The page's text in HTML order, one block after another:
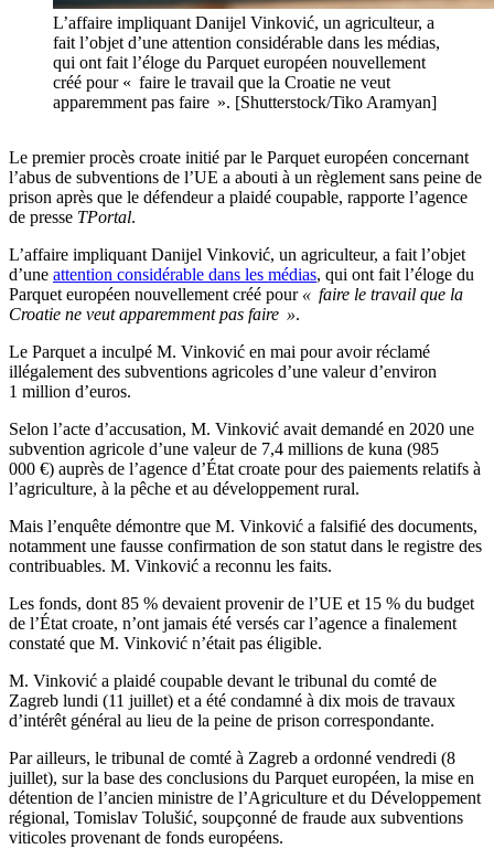
L’affaire impliquant Danijel Vinković, un agriculteur, a
fait l’objet d’une attention considérable dans les médias,
qui ont fait l’éloge du Parquet européen nouvellement
créé pour « faire le travail que la Croatie ne veut
apparemment pas faire ». [Shutterstock/Tiko Aramyan]
Le premier procès croate initié par le Parquet européen concernant
l’abus de subventions de l’UE a abouti à un règlement sans peine de
prison après que le défendeur a plaidé coupable, rapporte l’agence
de presse TPortal.
L’affaire impliquant Danijel Vinković, un agriculteur, a fait l’objet
d’une attention considérable dans les médias, qui ont fait l’éloge du
Parquet européen nouvellement créé pour « faire le travail que la
Croatie ne veut apparemment pas faire ».
Le Parquet a inculpé M. Vinković en mai pour avoir réclamé
illégalement des subventions agricoles d’une valeur d’environ
1 million d’euros.
Selon l’acte d’accusation, M. Vinković avait demandé en 2020 une
subvention agricole d’une valeur de 7,4 millions de kuna (985
000 €) auprès de l’agence d’État croate pour des paiements relatifs à
l’agriculture, à la pêche et au développement rural.
Mais l’enquête démontre que M. Vinković a falsifié des documents,
notamment une fausse confirmation de son statut dans le registre des
contribuables. M. Vinković a reconnu les faits.
Les fonds, dont 85 % devaient provenir de l’UE et 15 % du budget
de l’État croate, n’ont jamais été versés car l’agence a finalement
constaté que M. Vinković n’était pas éligible.
M. Vinković a plaidé coupable devant le tribunal du comté de
Zagreb lundi (11 juillet) et a été condamné à dix mois de travaux
d’intérêt général au lieu de la peine de prison correspondante.
Par ailleurs, le tribunal de comté à Zagreb a ordonné vendredi (8
juillet), sur la base des conclusions du Parquet européen, la mise en
détention de l’ancien ministre de l’Agriculture et du Développement
régional, Tomislav Tolušić, soupçonné de fraude aux subventions
viticoles provenant de fonds européens.